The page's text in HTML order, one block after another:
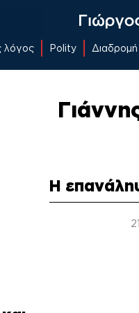
λόγος Polity Διαδρομή
Η